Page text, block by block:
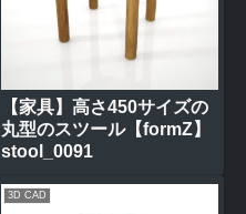
【家具】高さ450サイズの
丸型のスツール【formZ】
stool_0091
3D CAD